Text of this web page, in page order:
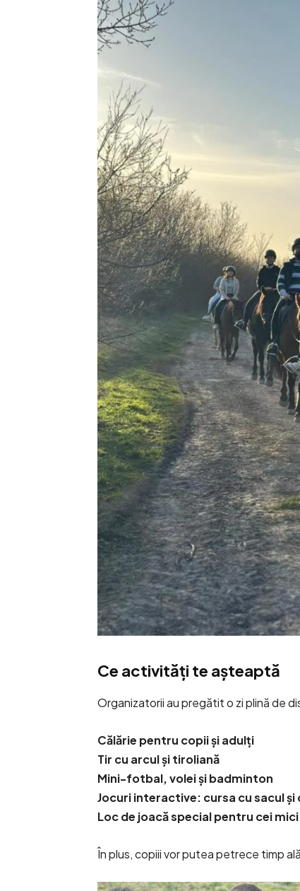
Ce activități te așteaptă
Organizatorii au pregătit o zi plină de
Călărie pentru copii și adulți
Tir cu arcul și tiroliană
Mini-fotbal, volei și badminton
Jocuri interactive: cursa cu sacul și
Loc de joacă special pentru cei mici
În plus, copiii vor putea petrece timp